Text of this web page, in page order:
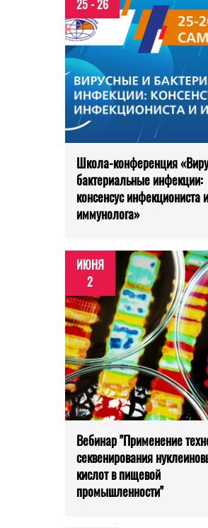
25 - 26
Школа-конференция
бактериальные инфекции:
консенсус инфекциониста и
иммунолога»
ИЮНЯ
2
Вебинар "Применение
секвенирования
кислот в пищевой
промышленности"